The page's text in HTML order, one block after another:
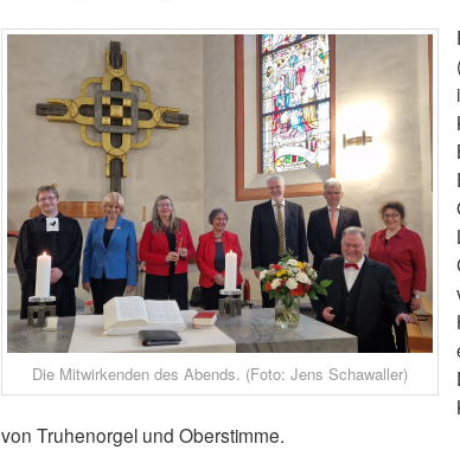
Die Mitwirkenden des Abends. (Foto: Jens Schawaller)
von Truhenorgel und Oberstimme.